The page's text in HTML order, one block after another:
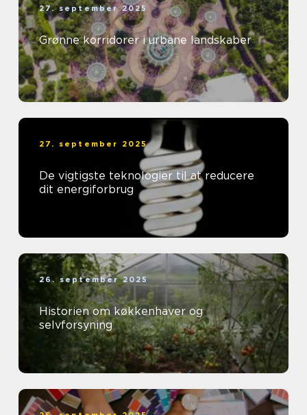
27. september 2025
Grønne korridorer i urbane landskaber
27. september 2025
De vigtigste teknologier til at reducere
dit energiforbrug
26. september 2025
Historien om køkkenhaver og
selvforsyning